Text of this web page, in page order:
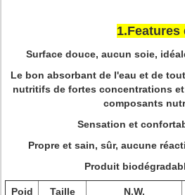
Surface douce, aucun soie,
Le bon absorbant de l'eau et de
nutritifs de fortes concentrations
composants
Sensation et
Propre et sain, sûr, aucune
Produit
Poid
Taille
N.W.